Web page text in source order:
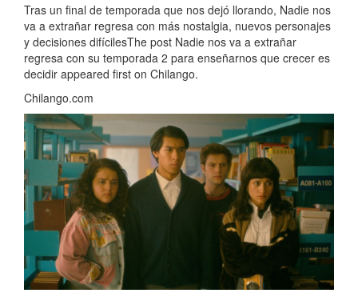
Tras un final de temporada que nos dejó llorando, Nadie nos
va a extrañar regresa con más nostalgia, nuevos personajes
y decisiones difícilesThe post Nadie nos va a extrañar
regresa con su temporada 2 para enseñarnos que crecer es
decidir appeared first on Chilango.
Chilango.com